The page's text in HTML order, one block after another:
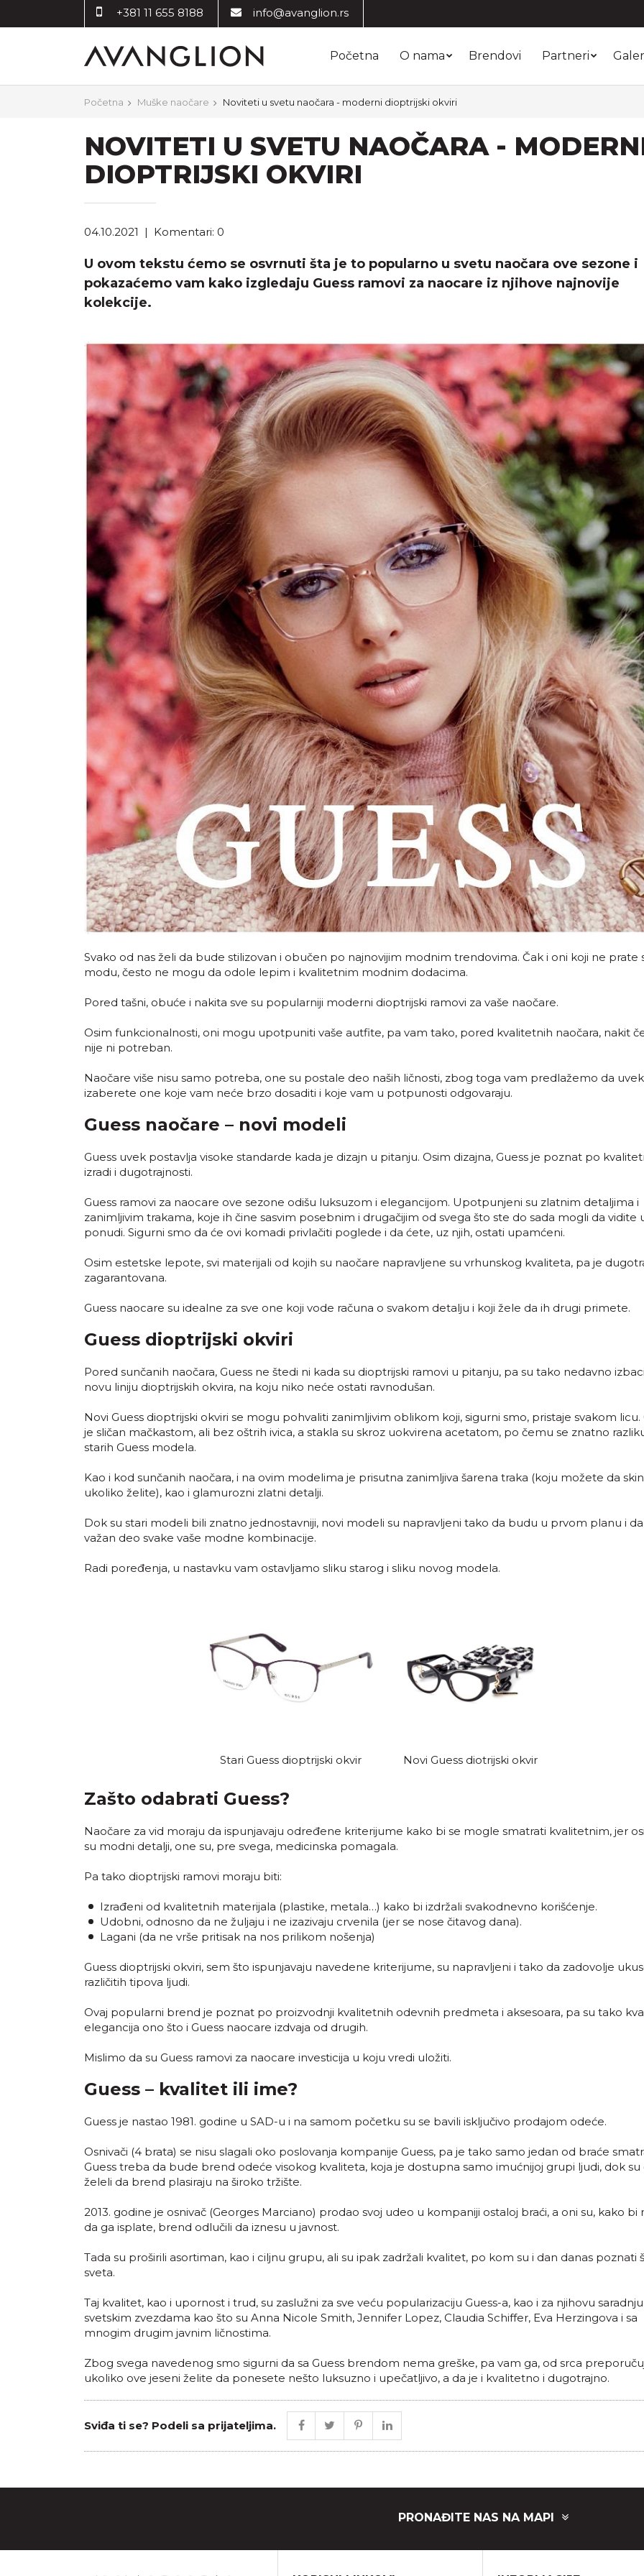
+381 11 655 8188 info@avanglion.rs
Početna O nama Brendovi Partneri
Početna Muške naočare Noviteti u svetu naočara - moderni dioptrijski okviri
NOVITETI U SVETU NAOČARA -
DIOPTRIJSKI OKVIRI
04.10.2021 | Komentari: 0
U ovom tekstu ćemo se osvrnuti šta je to popularno u svetu naočara ove sezone i
pokazaćemo vam kako izgledaju Guess ramovi za naocare iz njihove najnovije
kolekcije.
Svako od nas želi da bude stilizovan i obučen po najnovijim modnim trendovima. Čak i oni koji ne prate
modu, često ne mogu da odole lepim i kvalitetnim modnim dodacima.
Pored tašni, obuće i nakita sve su popularniji moderni dioptrijski ramovi za vaše naočare.
Osim funkcionalnosti, oni mogu upotpuniti vaše autfite, pa vam tako, pored kvalitetnih naočara, nakit
nije ni potreban.
Naočare više nisu samo potreba, one su postale deo naših ličnosti, zbog toga vam predlažemo da uvek
izaberete one koje vam neće brzo dosaditi i koje vam u potpunosti odgovaraju.
Guess naočare – novi modeli
Guess uvek postavlja visoke standarde kada je dizajn u pitanju. Osim dizajna, Guess je poznat po
izradi i dugotrajnosti.
Guess ramovi za naocare ove sezone odišu luksuzom i elegancijom. Upotpunjeni su zlatnim detaljima i
zanimljivim trakama, koje ih čine sasvim posebnim i drugačijim od svega što ste do sada mogli da vidite
ponudi. Sigurni smo da će ovi komadi privlačiti poglede i da ćete, uz njih, ostati upamćeni.
Osim estetske lepote, svi materijali od kojih su naočare napravljene su vrhunskog kvaliteta, pa je
zagarantovana.
Guess naocare su idealne za sve one koji vode računa o svakom detalju i koji žele da ih drugi primete.
Guess dioptrijski okviri
Pored sunčanih naočara, Guess ne štedi ni kada su dioptrijski ramovi u pitanju, pa su tako nedavno
novu liniju dioptrijskih okvira, na koju niko neće ostati ravnodušan.
Novi Guess dioptrijski okviri se mogu pohvaliti zanimljivim oblikom koji, sigurni smo, pristaje svakom
je sličan mačkastom, ali bez oštrih ivica, a stakla su skroz uokvirena acetatom, po čemu se znatno
starih Guess modela.
Kao i kod sunčanih naočara, i na ovim modelima je prisutna zanimljiva šarena traka (koju možete da
ukoliko želite), kao i glamurozni zlatni detalji.
Dok su stari modeli bili znatno jednostavniji, novi modeli su napravljeni tako da budu u prvom planu i
važan deo svake vaše modne kombinacije.
Radi poređenja, u nastavku vam ostavljamo sliku starog i sliku novog modela.
Stari Guess dioptrijski okvir Novi Guess diotrijski okvir
Zašto odabrati Guess?
Naočare za vid moraju da ispunjavaju određene kriterijume kako bi se mogle smatrati kvalitetnim, jer
su modni detalji, one su, pre svega, medicinska pomagala.
Pa tako dioptrijski ramovi moraju biti:
Izrađeni od kvalitetnih materijala (plastike, metala…) kako bi izdržali svakodnevno korišćenje.
Udobni, odnosno da ne žuljaju i ne izazivaju crvenila (jer se nose čitavog dana).
Lagani (da ne vrše pritisak na nos prilikom nošenja)
Guess dioptrijski okviri, sem što ispunjavaju navedene kriterijume, su napravljeni i tako da zadovolje
različitih tipova ljudi.
Ovaj popularni brend je poznat po proizvodnji kvalitetnih odevnih predmeta i aksesoara, pa su tako
elegancija ono što i Guess naocare izdvaja od drugih.
Mislimo da su Guess ramovi za naocare investicija u koju vredi uložiti.
Guess – kvalitet ili ime?
Guess je nastao 1981. godine u SAD-u i na samom početku su se bavili isključivo prodajom odeće.
Osnivači (4 brata) se nisu slagali oko poslovanja kompanije Guess, pa je tako samo jedan od braće
Guess treba da bude brend odeće visokog kvaliteta, koja je dostupna samo imućnijoj grupi ljudi, dok su
želeli da brend plasiraju na široko tržište.
2013. godine je osnivač (Georges Marciano) prodao svoj udeo u kompaniji ostaloj braći, a oni su, kako bi
da ga isplate, brend odlučili da iznesu u javnost.
Tada su proširili asortiman, kao i ciljnu grupu, ali su ipak zadržali kvalitet, po kom su i dan danas poznati
sveta.
Taj kvalitet, kao i upornost i trud, su zaslužni za sve veću popularizaciju Guess-a, kao i za njihovu saradnju
svetskim zvezdama kao što su Anna Nicole Smith, Jennifer Lopez, Claudia Schiffer, Eva Herzingova i sa
mnogim drugim javnim ličnostima.
Zbog svega navedenog smo sigurni da sa Guess brendom nema greške, pa vam ga, od srca
ukoliko ove jeseni želite da ponesete nešto luksuzno i upečatljivo, a da je i kvalitetno i dugotrajno.
Sviđa ti se? Podeli sa prijateljima.
PRONAĐITE NAS NA MAPI